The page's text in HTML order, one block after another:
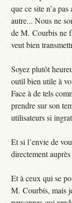
que ce site n’a
autre... Nous ne
de M. Courbis ne
veut bien
Soyez plutôt
outil bien utile à
Face à de tels
prendre sur son
utilisateurs si
Et si l’envie de
directement
Et à ceux qui se
M. Courbis, mais